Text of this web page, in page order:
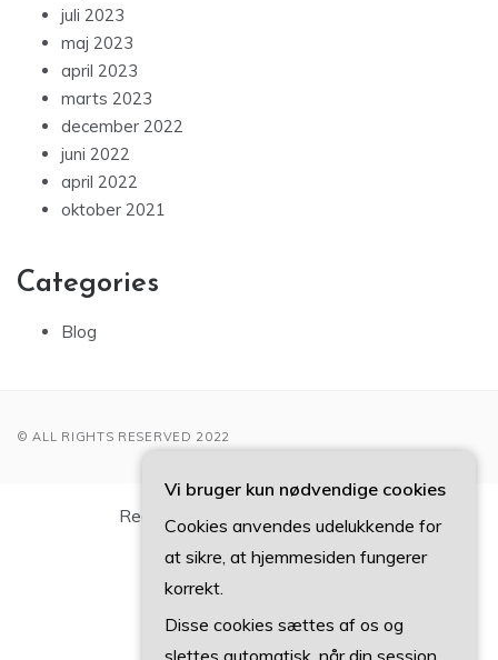
juli 2023
maj 2023
april 2023
marts 2023
december 2022
juni 2022
april 2022
oktober 2021
Categories
Blog
© ALL RIGHTS RESERVED 2022
Registreringsnummer 37407739
Vi bruger kun nødvendige cookies
Cookies anvendes udelukkende for
at sikre, at hjemmesiden fungerer
korrekt.
Disse cookies sættes af os og
slettes automatisk, når din session